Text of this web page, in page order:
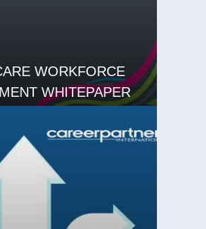
WORKFORCE
WHITEPAPER
LEES MEER